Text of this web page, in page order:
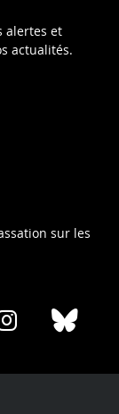
alertes et
actualités.
sur les
Share
Instagram